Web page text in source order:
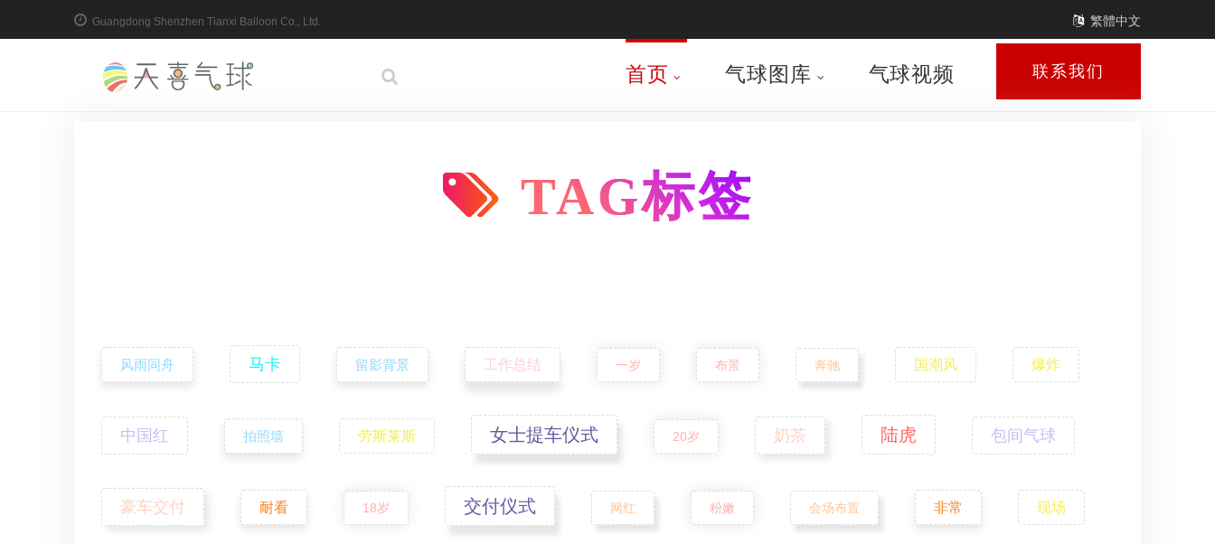
Guangdong Shenzhen Tianxi Balloon Co., Ltd. 繁體中文
联系我们
首页 气球图库 气球视频
TAG标签
风雨同舟 马卡 留影背景 工作总结 一岁 布景 奔驰 国潮风 爆炸
中国红 拍照墙 劳斯莱斯 女士提车仪式 20岁 奶茶 陆虎 包间气球
豪车交付 耐看 18岁 交付仪式 网红 粉嫩 会场布置 非常 现场